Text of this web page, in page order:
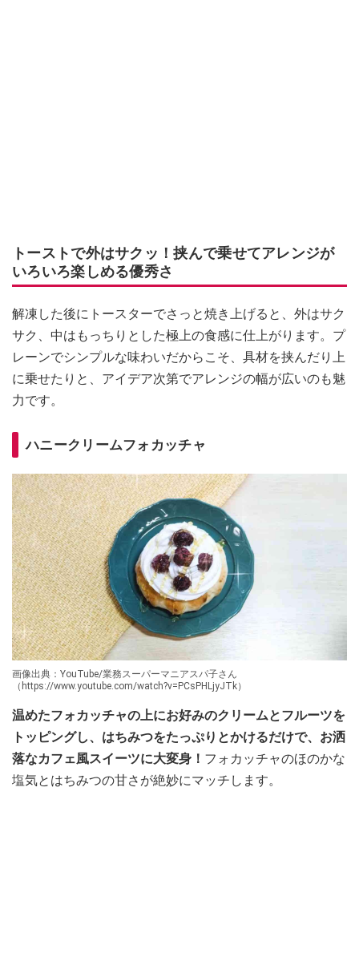
トーストで外はサクッ！挟んで乗せてアレンジが
いろいろ楽しめる優秀さ
解凍した後にトースターでさっと焼き上げると、外はサク
サク、中はもっちりとした極上の食感に仕上がります。プ
レーンでシンプルな味わいだからこそ、具材を挟んだり上
に乗せたりと、アイデア次第でアレンジの幅が広いのも魅
力です。
ハニークリームフォカッチャ
画像出典：YouTube/業務スーパーマニアスパ子さん
（https://www.youtube.com/watch?v=PCsPHLjyJTk）
温めたフォカッチャの上にお好みのクリームとフルーツを
トッピングし、はちみつをたっぷりとかけるだけで、お洒
落なカフェ風スイーツに大変身！ フォカッチャのほのかな
塩気とはちみつの甘さが絶妙にマッチします。